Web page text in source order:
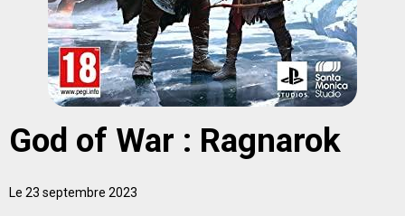
God of War : Ragnarok
Le 23 septembre 2023